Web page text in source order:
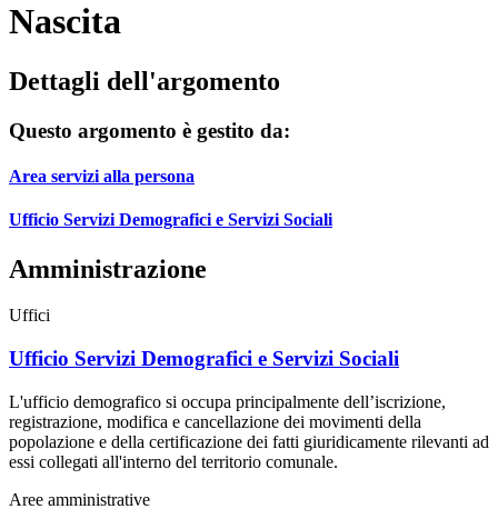
Nascita
Dettagli dell'argomento
Questo argomento è gestito da:
Area servizi alla persona
Ufficio Servizi Demografici e Servizi Sociali
Amministrazione
Uffici
Ufficio Servizi Demografici e Servizi Sociali
L'ufficio demografico si occupa principalmente dell’iscrizione,
registrazione, modifica e cancellazione dei movimenti della
popolazione e della certificazione dei fatti giuridicamente rilevanti ad
essi collegati all'interno del territorio comunale.
Aree amministrative